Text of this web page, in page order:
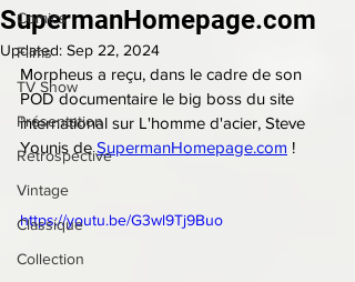
Comics
Films
TV Show
Présentation
Rétrospective
Vintage
Classique
Collection
SupermanHomepage.com
Updated: Sep 22, 2024
Morpheus a reçu, dans le cadre de son
POD documentaire le big boss du site
international sur L'homme d'acier, Steve
Younis de SupermanHomepage.com !
https://youtu.be/G3wl9Tj9Buo